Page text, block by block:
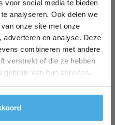
voor social media te bieden
analyseren. Ook delen we
onze site met onze
adverteren en analyse. Deze
combineren met andere
verstrekt of die ze hebben
gebruik van hun services.
stoffering